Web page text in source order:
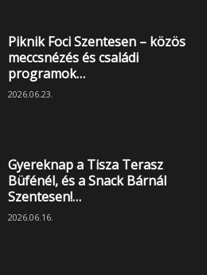
Piknik Foci Szentesen – közös
meccsnézés és családi
programok…
2026.06.23.
Gyereknap a Tisza Terasz
Büfénél, és a Snack Bárnál
Szentesen!…
2026.06.16.